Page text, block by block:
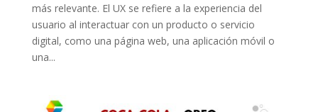
más relevante. El UX se refiere a la experiencia del
usuario al interactuar con un producto o servicio
digital, como una página web, una aplicación móvil o
una...